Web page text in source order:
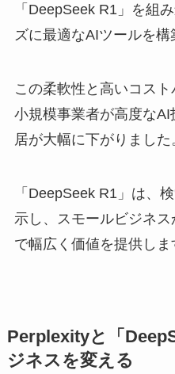
「DeepSeek R1」を組
ズに最適なAIツールを構
この柔軟性と高いコスト
小規模事業者が高度な
居が大幅に下がりました
「DeepSeek R1」は、
示し、スモールビジネ
で幅広く価値を提供しま
Perplexityと「
ジネスを変える